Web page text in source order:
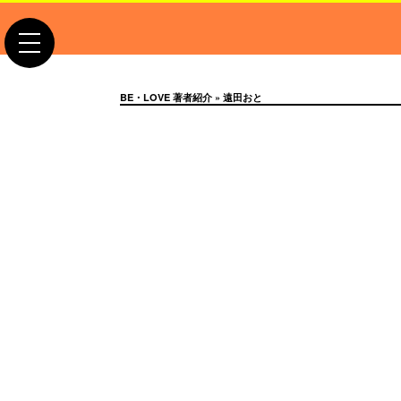
toggle
BE・LOVE 著者紹介 » 遠田おと